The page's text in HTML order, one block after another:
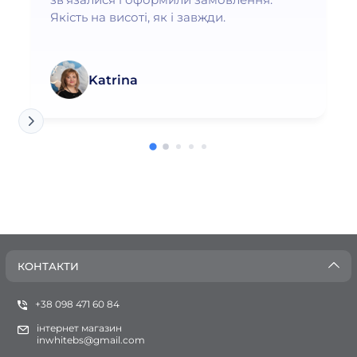
Якість на висоті, як і завжди.
Katrina
КОНТАКТИ
+38 098 471 60 84
інтернет магазин
inwhitebs@gmail.com